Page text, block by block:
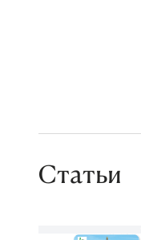
Статьи